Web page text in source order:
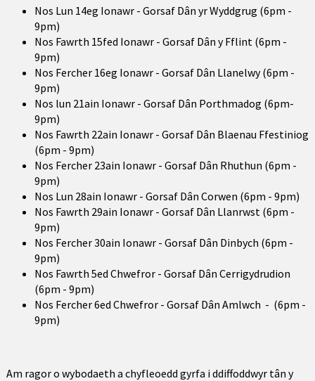
Nos Lun 14eg Ionawr - Gorsaf Dân yr Wyddgrug (6pm -
9pm)
Nos Fawrth 15fed Ionawr - Gorsaf Dân y Fflint (6pm -
9pm)
Nos Fercher 16eg Ionawr - Gorsaf Dân Llanelwy (6pm -
9pm)
Nos lun 21ain Ionawr - Gorsaf Dân Porthmadog (6pm-
9pm)
Nos Fawrth 22ain Ionawr - Gorsaf Dân Blaenau Ffestiniog
(6pm - 9pm)
Nos Fercher 23ain Ionawr - Gorsaf Dân Rhuthun (6pm -
9pm)
Nos Lun 28ain Ionawr - Gorsaf Dân Corwen (6pm - 9pm)
Nos Fawrth 29ain Ionawr - Gorsaf Dân Llanrwst (6pm -
9pm)
Nos Fercher 30ain Ionawr - Gorsaf Dân Dinbych (6pm -
9pm)
Nos Fawrth 5ed Chwefror - Gorsaf Dân Cerrigydrudion
(6pm - 9pm)
Nos Fercher 6ed Chwefror - Gorsaf Dân Amlwch - (6pm -
9pm)
Am ragor o wybodaeth a chyfleoedd gyrfa i ddiffoddwyr tân y